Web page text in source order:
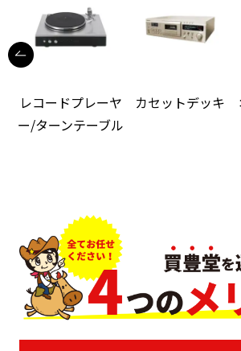
レコードプレーヤ
ー/ターンテーブル
カセットデッキ